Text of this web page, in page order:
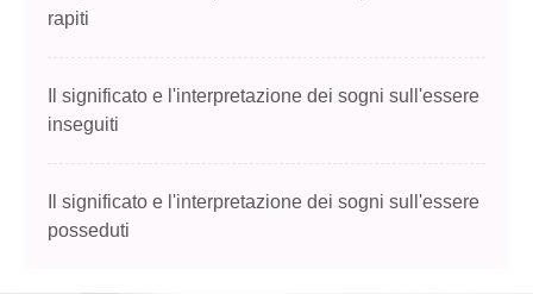
rapiti
Il significato e l'interpretazione dei sogni sull'essere
inseguiti
Il significato e l'interpretazione dei sogni sull'essere
posseduti